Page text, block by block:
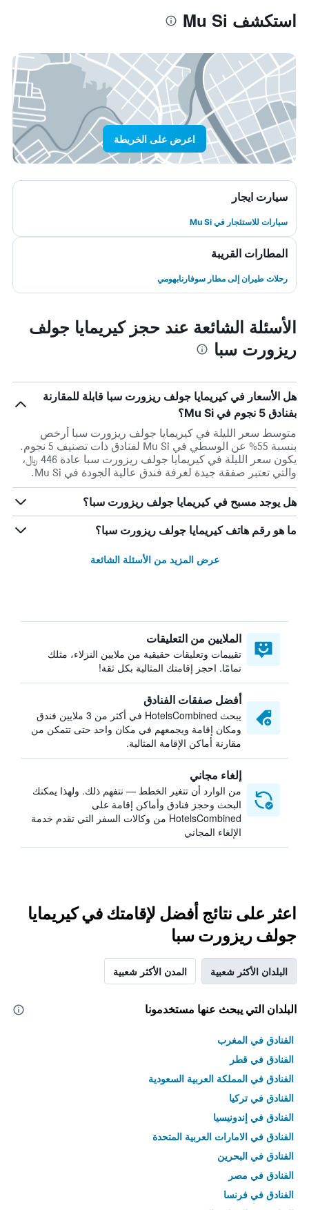
استكشف Mu Si
اعرض على الخريطة
سيارت ايجار
سيارات للاستئجار في Mu Si
المطارات القريبة
رحلات طيران إلى مطار سوفارنابهومي
الأسئلة الشائعة عند حجز كيريمايا جولف
ريزورت سبا
هل الأسعار في كيريمايا جولف ريزورت سبا قابلة للمقارنة
بفنادق 5 نجوم في Mu Si؟
متوسط سعر الليلة في كيريمايا جولف ريزورت سبا أرخص
بنسبة 55% عن الوسطي في Mu Si لفنادق ذات تصنيف 5 نجوم.
يكون سعر الليلة في كيريمايا جولف ريزورت سبا عادة 446 ﷼،
والتي تعتبر صفقة جيدة لغرفة فندق عالية الجودة في Mu Si.
هل يوجد مسبح في كيريمايا جولف ريزورت سبا؟
ما هو رقم هاتف كيريمايا جولف ريزورت سبا؟
عرض المزيد من الأسئلة الشائعة
الملايين من التعليقات
تقييمات وتعليقات حقيقية من ملايين النزلاء، مثلك
تمامًا. احجز إقامتك المثالية بكل ثقة!
أفضل صفقات الفنادق
يبحث HotelsCombined في أكثر من 3 ملايين فندق
ومكان إقامة ويجمعهم في مكان واحد حتى تتمكن من
مقارنة أماكن الإقامة المثالية.
إلغاء مجاني
من الوارد أن تتغير الخطط — نتفهم ذلك. ولهذا يمكنك
البحث وحجز فنادق وأماكن إقامة على
HotelsCombined من وكالات السفر التي تقدم خدمة
الإلغاء المجاني
اعثر على نتائج أفضل لإقامتك في كيريمايا
جولف ريزورت سبا
البلدان الأكثر شعبية المدن الأكثر شعبية
البلدان التي يبحث عنها مستخدمونا
الفنادق في المغرب
الفنادق في قطر
الفنادق في المملكة العربية السعودية
الفنادق في تركيا
الفنادق في إندونيسيا
الفنادق في الامارات العربية المتحدة
الفنادق في البحرين
الفنادق في مصر
الفنادق في فرنسا